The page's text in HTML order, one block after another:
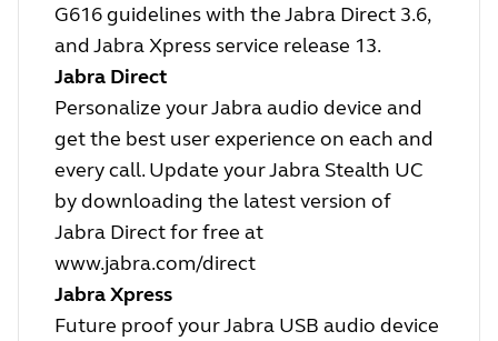
G616 guidelines with the Jabra Direct 3.6,
and Jabra Xpress service release 13.
Jabra Direct
Personalize your Jabra audio device and
get the best user experience on each and
every call. Update your Jabra Stealth UC
by downloading the latest version of
Jabra Direct for free at
www.jabra.com/direct
Jabra Xpress
Future proof your Jabra USB audio device